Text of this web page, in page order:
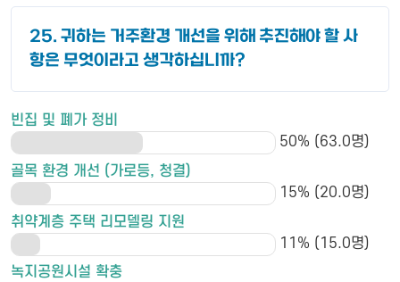
25. 귀하는 거주환경 개선을 위해 추진해야 할 사
항은 무엇이라고 생각하십니까?
빈집 및 폐가 정비
50% (63.0명)
골목 환경 개선 (가로등, 청결)
15% (20.0명)
취약계층 주택 리모델링 지원
11% (15.0명)
녹지공원시설 확충